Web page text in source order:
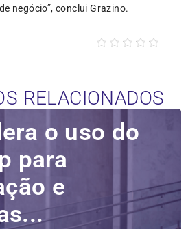
negócio”, conclui Grazino.
RELACIONADOS
o uso do
para
e